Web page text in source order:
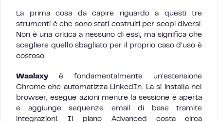
La prima cosa da capire riguardo a questi tre
strumenti è che sono stati costruiti per scopi diversi.
Non è una critica a nessuno di essi, ma significa che
scegliere quello sbagliato per il proprio caso d’uso è
costoso.
Waalaxyè fondamentalmente un’estensione
Chrome che automatizza LinkedIn. La si installa nel
browser, esegue azioni mentre la sessione è aperta
e aggiunge sequenze email di base tramite
integrazioni. Il piano Advanced costa circa